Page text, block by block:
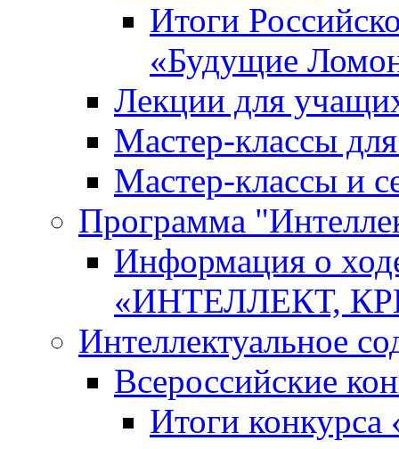
Итоги
«Будущие
Лекции для
Мастер-классы
Мастер-классы и
Программа
Информация о
«ИНТЕЛЛЕКТ,
Интеллектуальное
Всероссийские
Итоги конкурса